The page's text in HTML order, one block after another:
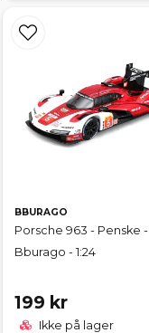
BBURAGO
Porsche 963 - Penske -
Bburago - 1:24
199 kr
Ikke på lager